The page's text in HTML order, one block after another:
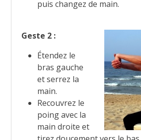
puis changez de main.
Geste 2 :
Étendez le
bras gauche
et serrez la
main.
Recouvrez le
poing avec la
main droite et